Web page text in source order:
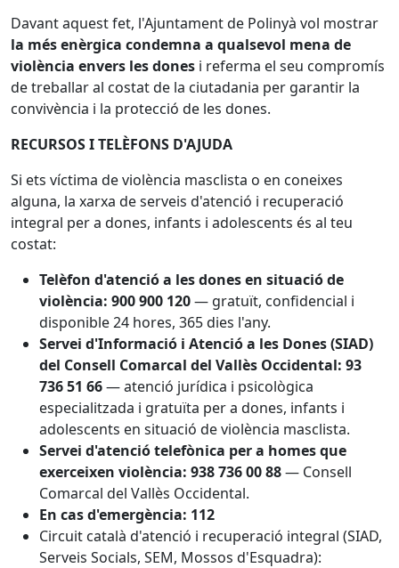
Davant aquest fet, l'Ajuntament de Polinyà vol mostrar
la més enèrgica condemna a qualsevol mena de
violència envers les dones i referma el seu compromís
de treballar al costat de la ciutadania per garantir la
convivència i la protecció de les dones.
RECURSOS I TELÈFONS D'AJUDA
Si ets víctima de violència masclista o en coneixes
alguna, la xarxa de serveis d'atenció i recuperació
integral per a dones, infants i adolescents és al teu
costat:
Telèfon d'atenció a les dones en situació de
violència: 900 900 120— gratuït, confidencial i
disponible 24 hores, 365 dies l'any.
Servei d'Informació i Atenció a les Dones (SIAD)
del Consell Comarcal del Vallès Occidental: 93
736 51 66— atenció jurídica i psicològica
especialitzada i gratuïta per a dones, infants i
adolescents en situació de violència masclista.
Servei d'atenció telefònica per a homes que
exerceixen violència: 938 736 00 88— Consell
Comarcal del Vallès Occidental.
En cas d'emergència: 112
Circuit català d'atenció i recuperació integral (SIAD,
Serveis Socials, SEM, Mossos d'Esquadra):